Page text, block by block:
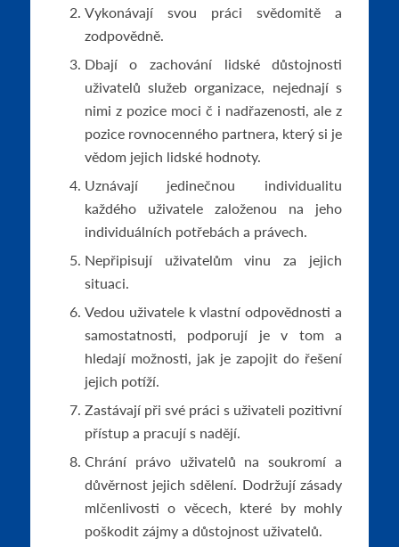
Vykonávají svou práci svědomitě a
zodpovědně.
Dbají o zachování lidské důstojnosti
uživatelů služeb organizace, nejednají s
nimi z pozice moci č i nadřazenosti, ale z
pozice rovnocenného partnera, který si je
vědom jejich lidské hodnoty.
Uznávají jedinečnou individualitu
každého uživatele založenou na jeho
individuálních potřebách a právech.
Nepřipisují uživatelům vinu za jejich
situaci.
Vedou uživatele k vlastní odpovědnosti a
samostatnosti, podporují je v tom a
hledají možnosti, jak je zapojit do řešení
jejich potíží.
Zastávají při své práci s uživateli pozitivní
přístup a pracují s nadějí.
Chrání právo uživatelů na soukromí a
důvěrnost jejich sdělení. Dodržují zásady
mlčenlivosti o věcech, které by mohly
poškodit zájmy a důstojnost uživatelů.